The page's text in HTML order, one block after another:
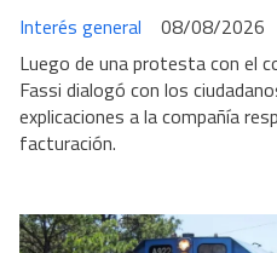
Interés general
08/08/2026
Luego de una protesta con el
Fassi dialogó con los
explicaciones a la compañía
facturación.